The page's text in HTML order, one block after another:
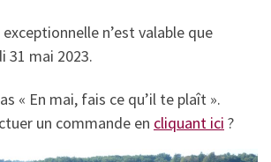
n’est valable que
31 mai 2023.
« En mai, fais ce qu’il te plaît ».
un commande en cliquant ici ?